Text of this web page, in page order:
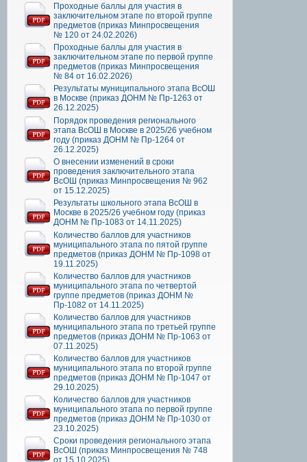
Проходные баллы для участия в
заключительном этапе по второй группе
предметов (приказ Минпросвещения
№ 120 от 24.02.2026)
Проходные баллы для участия в
заключительном этапе по первой группе
предметов (приказ Минпросвещения
№ 84 от 16.02.2026)
Результаты муниципального этапа ВсОШ
в Москве (приказ ДОНМ № Пр-1263 от
26.12.2025)
Порядок проведения регионального
этапа ВсОШ в Москве в 2025/26 учебном
году (приказ ДОНМ № Пр-1264 от
26.12.2025)
О внесении изменений в сроки
проведения заключительного этапа
ВсОШ (приказ Минпросвещения № 962
от 15.12.2025)
Результаты школьного этапа ВсОШ в
Москве в 2025/26 учебном году (приказ
ДОНМ № Пр-1083 от 14.11.2025)
Количество баллов для участников
муниципального этапа по пятой группе
предметов (приказ ДОНМ № Пр-1098 от
19.11.2025)
Количество баллов для участников
муниципального этапа по четвертой
группе предметов (приказ ДОНМ №
Пр-1082 от 14.11.2025)
Количество баллов для участников
муниципального этапа по третьей группе
предметов (приказ ДОНМ № Пр-1063 от
07.11.2025)
Количество баллов для участников
муниципального этапа по второй группе
предметов (приказ ДОНМ № Пр-1047 от
29.10.2025)
Количество баллов для участников
муниципального этапа по первой группе
предметов (приказ ДОНМ № Пр-1030 от
23.10.2025)
Сроки проведения регионального этапа
ВсОШ (приказ Минпросвещения № 748
от 15.10.2025)